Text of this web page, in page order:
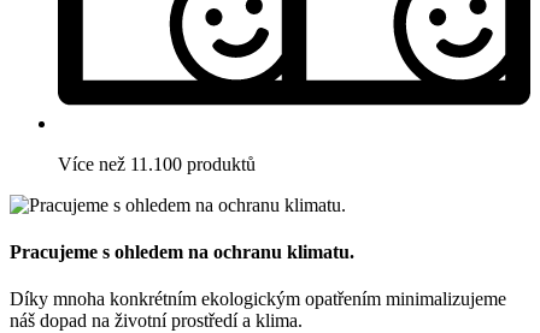
Více než 11.100 produktů
Pracujeme s ohledem na ochranu klimatu.
Díky mnoha konkrétním ekologickým opatřením minimalizujeme
náš dopad na životní prostředí a klima.